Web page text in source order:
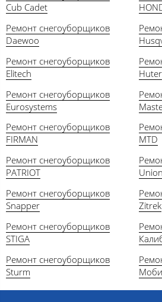
Cub Cadet
Ремонт снегоуборщиков
Daewoo
Ремонт снегоуборщиков
Elitech
Ремонт снегоуборщиков
Eurosystems
Ремонт снегоуборщиков
FIRMAN
Huter
MTD
Ремонт снегоуборщиков
PATRIOT
Ремонт снегоуборщиков
Snapper
Ремонт снегоуборщиков
STIGA
Ремонт снегоуборщиков
Sturm
Union
Zitrek